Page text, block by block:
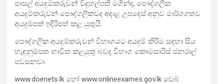
පාසල් අයදුම්කරුවන් විදුහල්පති මගින්ද, පෞද්ගලික
අයදුම්කරුවන් පෞද්ගලිකවද අදාළ උපදෙස් අනුව මාර්ගගතව
අයදුම්පත් ඉදිරිපත් කළ යුතුයි.
පෞද්ගලික අයදුම්කරුවන් විභාගයට අයදුම් කිරීම සඳහා සිය
හැඳුනුම්පත භාවිත කළයුතු බවද විභාග කොමසාරිස් ජනරාල්
පවසනවා.
www.doenets.lk හෝ www.onlineexames.gov.lk වෙබ්